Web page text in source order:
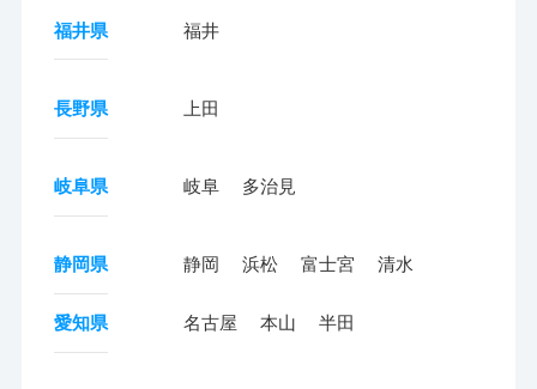
福井県 福井
長野県 上田
岐阜県 岐阜 多治見
静岡県 静岡 浜松 富士宮 清水
愛知県 名古屋 本山 半田